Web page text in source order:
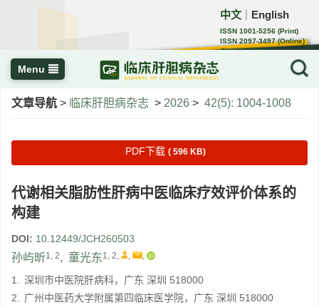
中文 English
ISSN 1001-5256 (Print)
ISSN 2097-3497 (Online)
CN 22-1108/R
Menu
文章导航 > 临床肝胆病杂志 > 2026 > 42(5): 1004-1008
PDF下载 ( 596 KB)
代谢相关脂肪性肝病中医临床疗效评价体系的
构建
DOI: 10.12449/JCH260503
孙屿昕1, 2, 童光东1, 2, , ,
1. 深圳市中医院肝病科，广东 深圳 518000
2. 广州中医药大学附属第四临床医学院，广东 深圳 518000